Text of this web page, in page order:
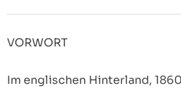
VORWORT
Im englischen Hinterland,